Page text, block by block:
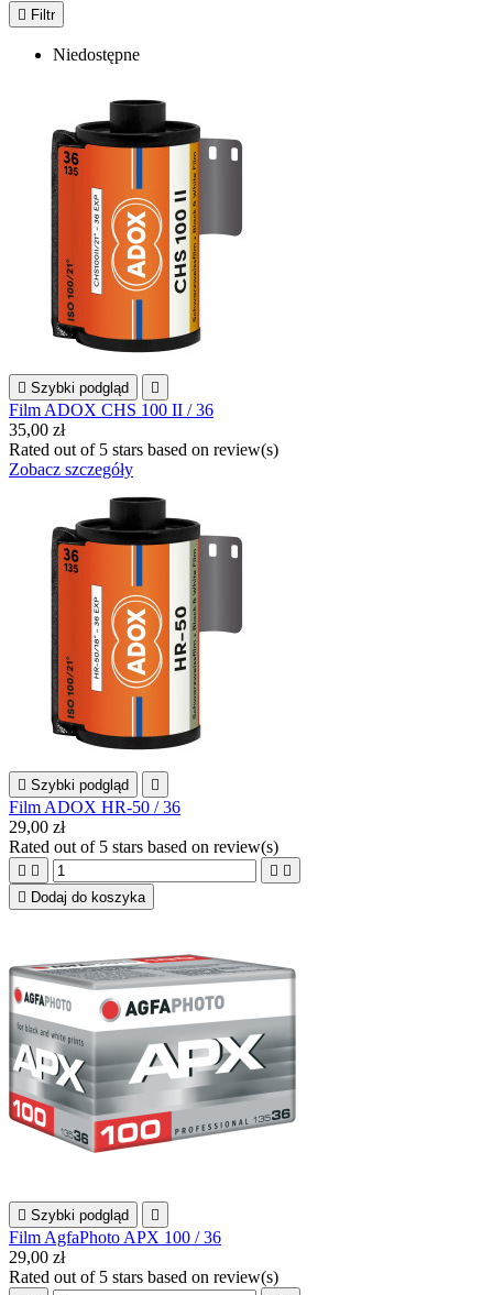
 Filtr
Niedostępne
 Szybki podgląd 
Film ADOX CHS 100 II / 36
35,00 zł
Rated out of 5 stars based on review(s)
Zobacz szczegóły
 Szybki podgląd 
Film ADOX HR-50 / 36
29,00 zł
Rated out of 5 stars based on review(s)
   
 Dodaj do koszyka
 Szybki podgląd 
Film AgfaPhoto APX 100 / 36
29,00 zł
Rated out of 5 stars based on review(s)